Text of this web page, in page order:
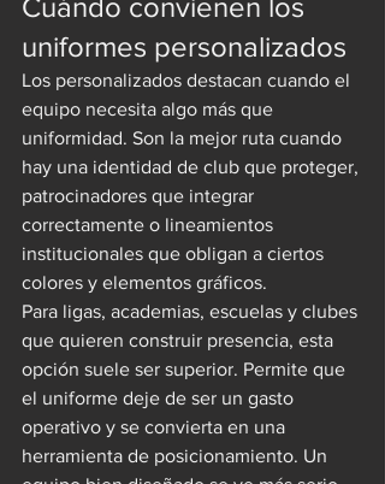
Cuándo convienen los
uniformes personalizados
Los personalizados destacan cuando el
equipo necesita algo más que
uniformidad. Son la mejor ruta cuando
hay una identidad de club que proteger,
patrocinadores que integrar
correctamente o lineamientos
institucionales que obligan a ciertos
colores y elementos gráficos.
Para ligas, academias, escuelas y clubes
que quieren construir presencia, esta
opción suele ser superior. Permite que
el uniforme deje de ser un gasto
operativo y se convierta en una
herramienta de posicionamiento. Un